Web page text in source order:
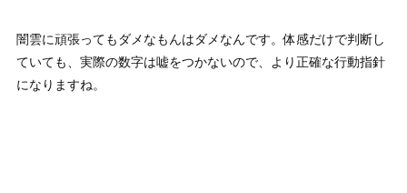
闇雲に頑張ってもダメなもんはダメなんです。体感だけで判断し
ていても、実際の数字は嘘をつかないので、より正確な行動指針
になりますね。